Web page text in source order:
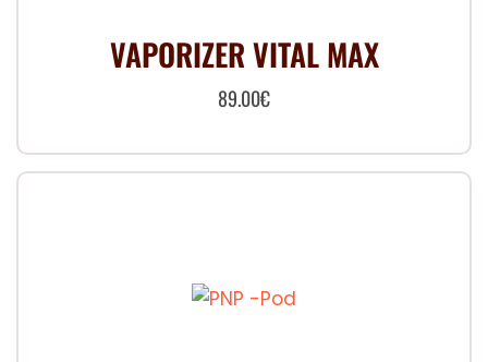
VAPORIZER VITAL MAX
89.00€